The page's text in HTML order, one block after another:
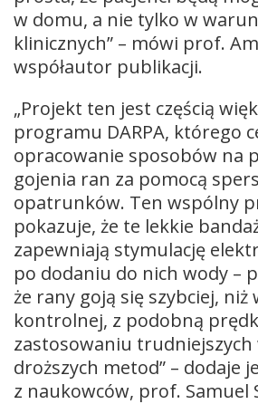
w domu, a nie tylko w
klinicznych” – mówi prof.
współautor publikacji.
„Projekt ten jest częścią
programu DARPA, którego
opracowanie sposobów na
gojenia ran za pomocą
opatrunków. Ten wspólny
pokazuje, że te lekkie
zapewniają stymulację
po dodaniu do nich wody –
że rany goją się szybciej, niż
kontrolnej, z podobną
zastosowaniu trudniejszych
droższych metod” – dodaje
z naukowców, prof. Samuel